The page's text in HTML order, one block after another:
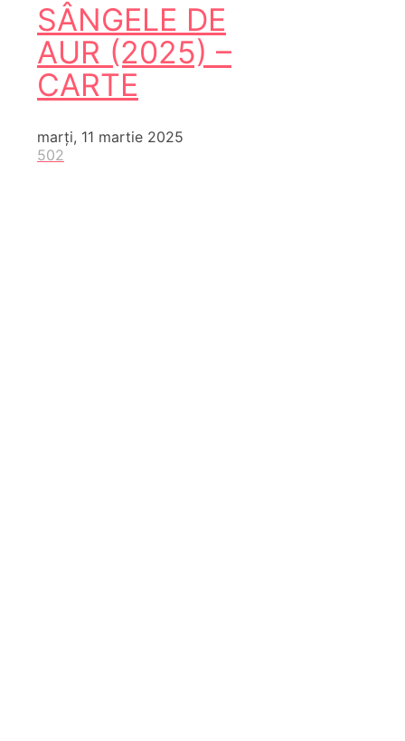
SÂNGELE DE
AUR (2025) –
CARTE
marți, 11 martie 2025
502